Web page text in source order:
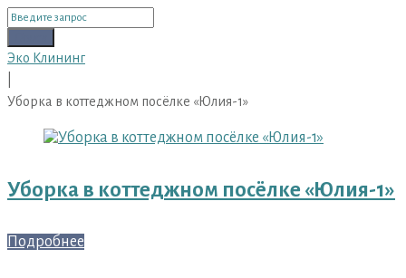
Поиск
для:
Эко Клининг
Уборка в коттеджном посёлке «Юлия-1»
Метка:
в
коттеджном
«Юлия-1»
Уборка в коттеджном посёлке «Юлия-1»
Подробнее